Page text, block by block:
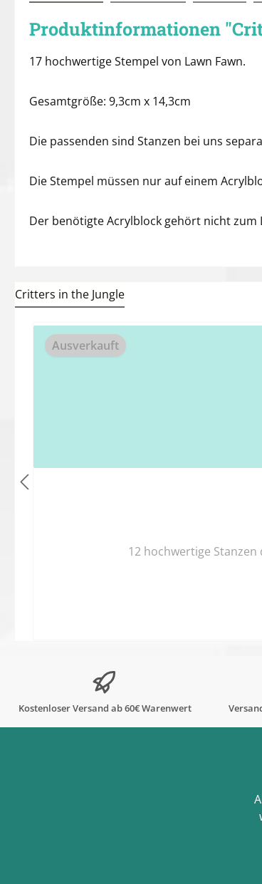
Produktinformationen
17 hochwertige Stempel von Lawn Fawn.
Gesamtgröße: 9,3cm x 14,3cm
Die passenden sind Stanzen bei uns
Die Stempel müssen nur auf einem
Der benötigte Acrylblock gehört nicht
Critters in the Jungle
Produktgalerie überspringen
Ausverkauft
12 hochwertige
Kostenloser Versand ab 60€ Warenwert